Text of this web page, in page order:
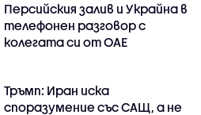
Персийския залив и Украйна в
телефонен разговор с
колегата си от ОАЕ
Тръмп: Иран иска
споразумение със САЩ, а не